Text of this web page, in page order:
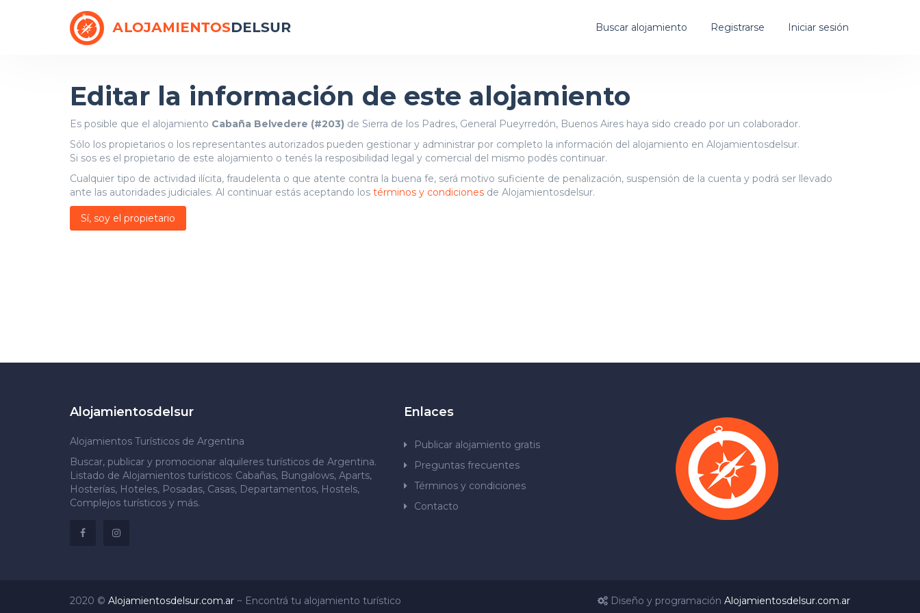
Buscar alojamiento Registrarse Iniciar sesión
Editar la información de este alojamiento
Es posible que el alojamiento Cabaña Belvedere (#203) de Sierra de los Padres, General Pueyrredón, Buenos Aires haya sido creado por un colaborador.
Sólo los propietarios o los representantes autorizados pueden gestionar y administrar por completo la información del alojamiento en Alojamientosdelsur.
Si sos es el propietario de este alojamiento o tenés la resposibilidad legal y comercial del mismo podés continuar.
Cualquier tipo de actividad ilícita, fraudelenta o que atente contra la buena fe, será motivo suficiente de penalización, suspensión de la cuenta y podrá ser llevado
ante las autoridades judiciales. Al continuar estás aceptando los términos y condiciones de Alojamientosdelsur.
Sí, soy el propietario
Alojamientosdelsur
Alojamientos Turísticos de Argentina
Buscar, publicar y promocionar alquileres turísticos de Argentina.
Listado de Alojamientos turísticos: Cabañas, Bungalows, Aparts,
Hosterías, Hoteles, Posadas, Casas, Departamentos, Hostels,
Complejos turísticos y más.
Enlaces
Publicar alojamiento gratis
Preguntas frecuentes
Términos y condiciones
Contacto
2020 © Alojamientosdelsur.com.ar ~ Encontrá tu alojamiento turístico Diseño y programación Alojamientosdelsur.com.ar